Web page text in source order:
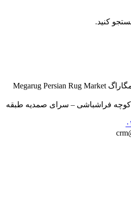
کنید.
– کوچه فراشباشی – سرای صمدیه طبقه